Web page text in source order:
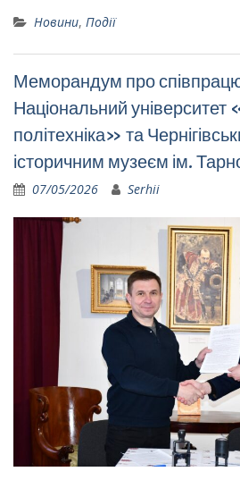
Новини, Події
Меморандум про
Національний університет
політехніка» та
історичним музеєм ім.
07/05/2026 Serhii